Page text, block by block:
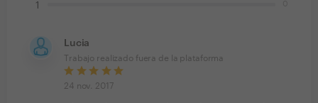
1
Lucia
Trabajo realizado fuera de la plataforma
24 nov. 2017